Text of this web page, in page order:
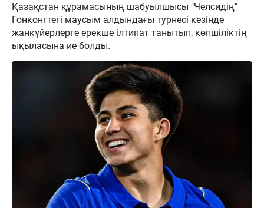
Қазақстан құрамасының шабуылшысы "Челсидің"
Гонконгтегі маусым алдындағы турнесі кезінде
жанкүйерлерге ерекше ілтипат танытып, көпшіліктің
ықыласына ие болды.